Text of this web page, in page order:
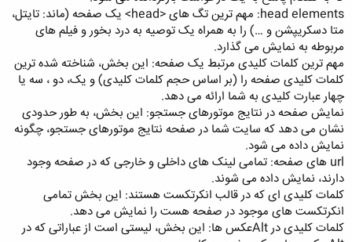
head elements: مهم ترین تگ های <head> یک صفحه (ماند: تایتل،
متا دسکریپشن و …) را به همراه یک توصیه به درد بخور و فیلم های
مربوطه به نمایش می گذارد.
مهم ترین کلمات کلیدی مرتبط یک صفحه: این بخش، شناخته شده ترین
کلمات کلیدی صفحه را (بر اساس حجم کلمات کلیدی) و یک، دو ، سه یا
چهار عبارت کلیدی به شما ارائه می دهد.
نمایش صفحه در نتایج موتورهای جستجو: این بخش، به طور حدودی
نشان می دهد که سایت شما در صفحه نتایج موتورهای جستجو، چگونه
نمایش داده می شود.
url های صفحه: تمامی لینک های داخلی و خارجی که در صفحه وجود
دارند، نمایش داده می شوند.
کلمات کلیدی ای که در قالب انکرتکست هستند: این بخش تمامی
انکرتکست های موجود در صفحه هست را نمایش می دهد.
کلمات کلیدی در Altعکس ها: این بخش، لیستی است از عباراتی که در